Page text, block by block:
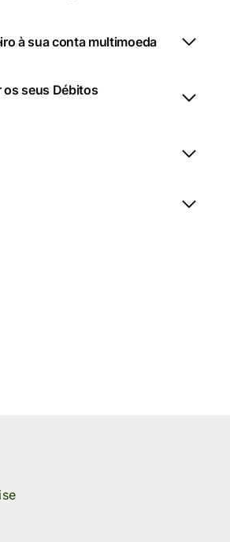
à sua conta multimoeda
os seus Débitos